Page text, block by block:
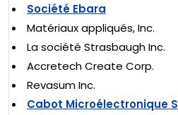
Société Ebara
Matériaux appliqués, Inc.
La société Strasbaugh Inc.
Accretech Create Corp.
Revasum Inc.
Cabot Microélectronique